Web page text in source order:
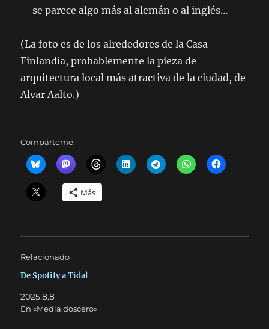
se parece algo más al alemán o al inglés…
(La foto es de los alrededores de la Casa
Finlandia, probablemente la pieza de
arquitectura local más atractiva de la ciudad, de
Alvar Aalto.)
Compárteme:
Más
Relacionado
De Spotify a Tidal
2025.8.8
En «Media doscero»